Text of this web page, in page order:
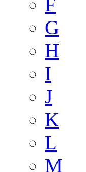
G
H
I
J
K
L
M